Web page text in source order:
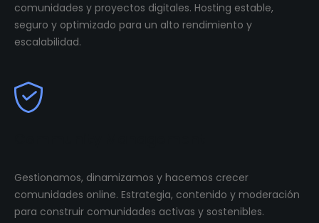
comunidades y proyectos digitales. Hosting estable,
seguro y optimizado para un alto rendimiento y
escalabilidad.
Gestionamos, dinamizamos y hacemos crecer
comunidades online. Estrategia, contenido y moderación
para construir comunidades activas y sostenibles.